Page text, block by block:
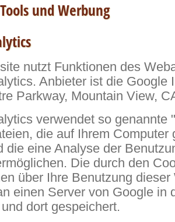
und Werbung
nutzt Funktionen des
Anbieter ist die Google
Parkway, Mountain View,
verwendet so genannte
die auf Ihrem Computer
die eine Analyse der
Die durch den
über Ihre Benutzung
einen Server von Google in
dort gespeichert.